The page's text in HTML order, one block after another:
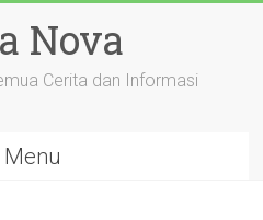
Nova
Cerita dan Informasi
Menu